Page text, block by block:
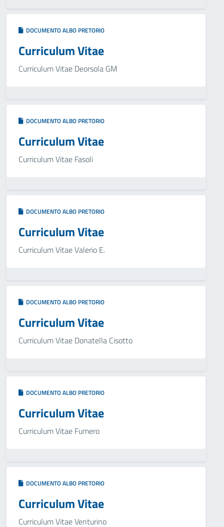
DOCUMENTO ALBO PRETORIO
Curriculum Vitae
Curriculum Vitae Deorsola GM
DOCUMENTO ALBO PRETORIO
Curriculum Vitae
Curriculum Vitae Fasoli
DOCUMENTO ALBO PRETORIO
Curriculum Vitae
Curriculum Vitae Valerio E.
DOCUMENTO ALBO PRETORIO
Curriculum Vitae
Curriculum Vitae Donatella Cisotto
DOCUMENTO ALBO PRETORIO
Curriculum Vitae
Curriculum Vitae Fumero
DOCUMENTO ALBO PRETORIO
Curriculum Vitae
Curriculum Vitae Venturino